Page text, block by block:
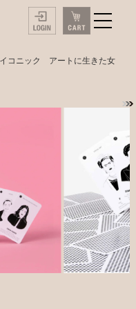
コニック アートに生きた女